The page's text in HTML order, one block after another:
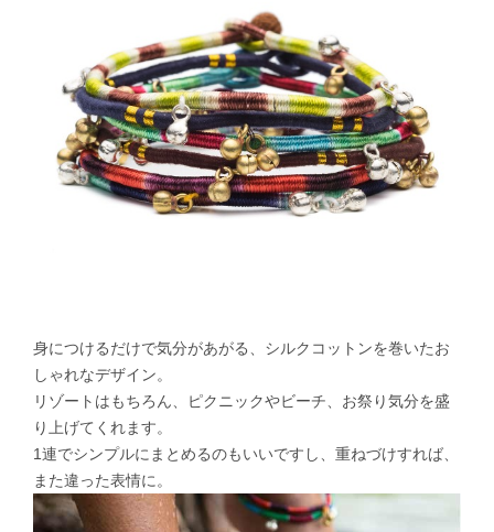
身につけるだけで気分があがる、シルクコットンを巻いたお
しゃれなデザイン。
リゾートはもちろん、ピクニックやビーチ、お祭り気分を盛
り上げてくれます。
1連でシンプルにまとめるのもいいですし、重ねづけすれば、
また違った表情に。